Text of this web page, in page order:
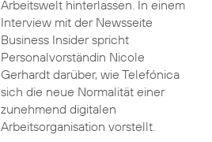
Arbeitswelt hinterlassen. In einem
Interview mit der Newsseite
Business Insider spricht
Personalvorständin Nicole
Gerhardt darüber, wie Telefónica
sich die neue Normalität einer
zunehmend digitalen
Arbeitsorganisation vorstellt.